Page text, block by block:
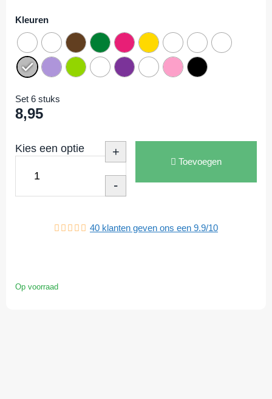
Kleuren
Set 6 stuks
8,95
Kies een optie +
-
Toevoegen
40 klanten geven ons een 9.9/10
Op voorraad